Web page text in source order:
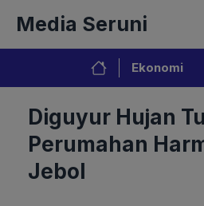
isi
Media Seruni
Ekonomi
Diguyur Hujan
Perumahan
Jebol